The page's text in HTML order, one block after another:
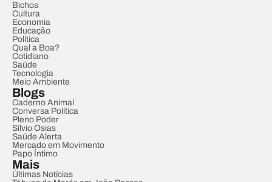
Bichos
Cultura
Economia
Educação
Política
Qual a Boa?
Cotidiano
Saúde
Tecnologia
Meio Ambiente
Blogs
Caderno Animal
Conversa Política
Pleno Poder
Sílvio Osias
Saúde Alerta
Mercado em Movimento
Papo Íntimo
Mais
Últimas Notícias